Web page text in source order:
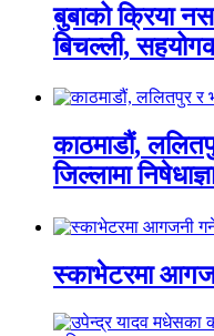
बुबाको क्रिया
बिचल्ली,
काठमाडौं,
जिल्लामा
स्काभेटरमा